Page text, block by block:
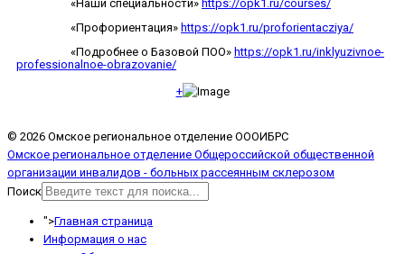
«Наши специальности» https://opk1.ru/courses/
«Профориентация» https://opk1.ru/proforientacziya/
«Подробнее о Базовой ПОО» https://opk1.ru/inklyuzivnoe-
professionalnoe-obrazovanie/
+
© 2026 Омское региональное отделение ОООИБРС
Омское региональное отделение Общероссийской общественной
организации инвалидов - больных рассеянным склерозом
Поиск
">Главная страница
Информация о нас